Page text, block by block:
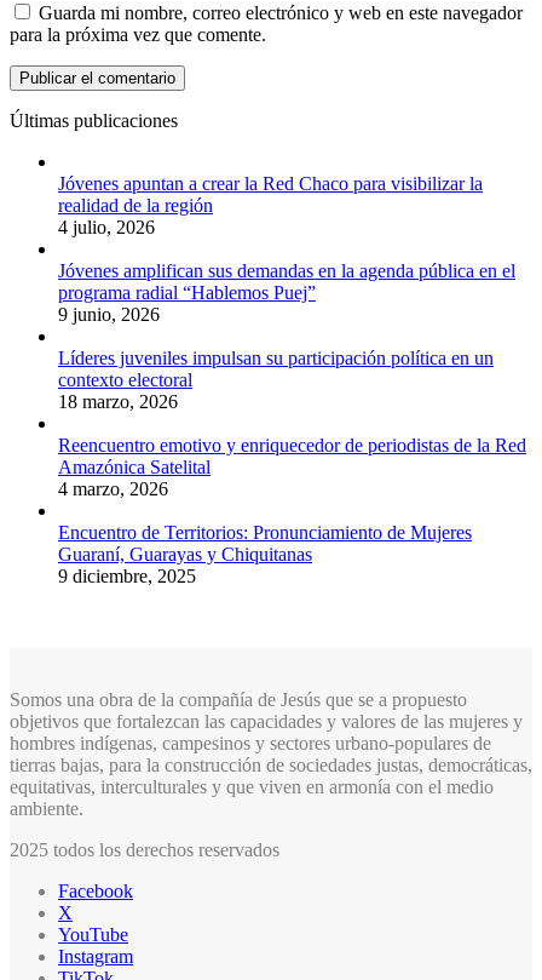
Guarda mi nombre, correo electrónico y web en este navegador
para la próxima vez que comente.
Últimas publicaciones
Jóvenes apuntan a crear la Red Chaco para visibilizar la
realidad de la región
4 julio, 2026
Jóvenes amplifican sus demandas en la agenda pública en el
programa radial “Hablemos Puej”
9 junio, 2026
Líderes juveniles impulsan su participación política en un
contexto electoral
18 marzo, 2026
Reencuentro emotivo y enriquecedor de periodistas de la Red
Amazónica Satelital
4 marzo, 2026
Encuentro de Territorios: Pronunciamiento de Mujeres
Guaraní, Guarayas y Chiquitanas
9 diciembre, 2025
Somos una obra de la compañía de Jesús que se a propuesto
objetivos que fortalezcan las capacidades y valores de las mujeres y
hombres indígenas, campesinos y sectores urbano-populares de
tierras bajas, para la construcción de sociedades justas, democráticas,
equitativas, interculturales y que viven en armonía con el medio
ambiente.
2025 todos los derechos reservados
Facebook
X
YouTube
Instagram